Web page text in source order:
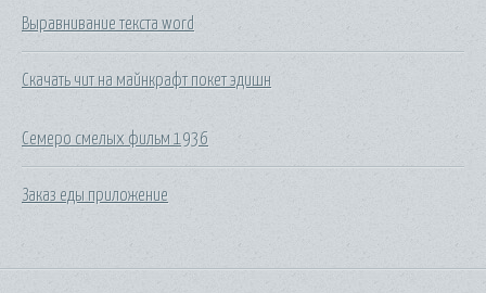
Выравнивание текста word
Скачать чит на майнкрафт покет эдишн
Семеро смелых фильм 1936
Заказ еды приложение